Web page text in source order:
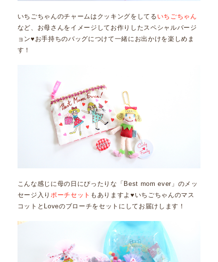
いちごちゃんのチャームはクッキングをしてる いちごちゃん
など、お母さんをイメージしてお作りしたスペシャルバージ
ョン♥お手持ちのバッグにつけて一緒にお出かけを楽しめま
す！
こんな感じに母の日にぴったりな「Best mom ever」のメッ
セージ入り ポーチセット もありますよ♥いちごちゃんのマス
コットとLoveのブローチをセットにしてお届けします！